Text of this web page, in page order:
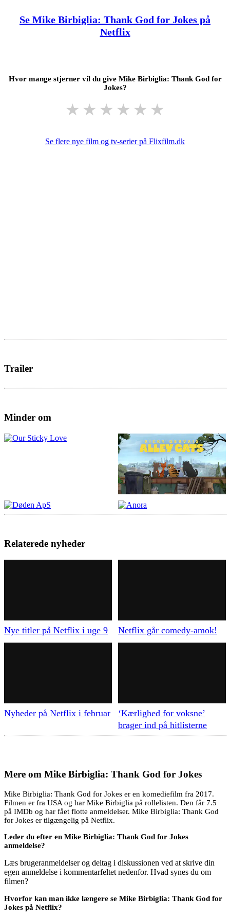
Se Mike Birbiglia: Thank God for Jokes på
Netflix
Hvor mange stjerner vil du give Mike Birbiglia: Thank God for
Jokes?
★ ★ ★ ★ ★ ★
Se flere nye film og tv-serier på Flixfilm.dk
Trailer
Minder om
Relaterede nyheder
Nye titler på Netflix i uge 9 Netflix går comedy-amok!
Nyheder på Netflix i februar
‘Kærlighed for voksne’
brager ind på hitlisterne
Mere om Mike Birbiglia: Thank God for Jokes
Mike Birbiglia: Thank God for Jokes er en komediefilm fra 2017.
Filmen er fra USA og har Mike Birbiglia på rollelisten. Den får 7.5
på IMDb og har fået flotte anmeldelser. Mike Birbiglia: Thank God
for Jokes er tilgængelig på Netflix.
Leder du efter en Mike Birbiglia: Thank God for Jokes
anmeldelse?
Læs brugeranmeldelser og deltag i diskussionen ved at skrive din
egen anmeldelse i kommentarfeltet nedenfor. Hvad synes du om
filmen?
Hvorfor kan man ikke længere se Mike Birbiglia: Thank God for
Jokes på Netflix?